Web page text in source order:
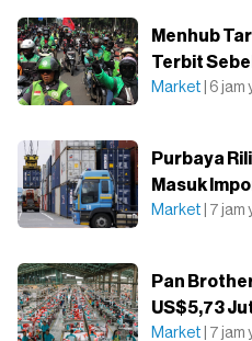
Menhub
Terbit
Market | 6
Purbaya
Masuk
Market | 7
Pan
US$5,73
Market | 7